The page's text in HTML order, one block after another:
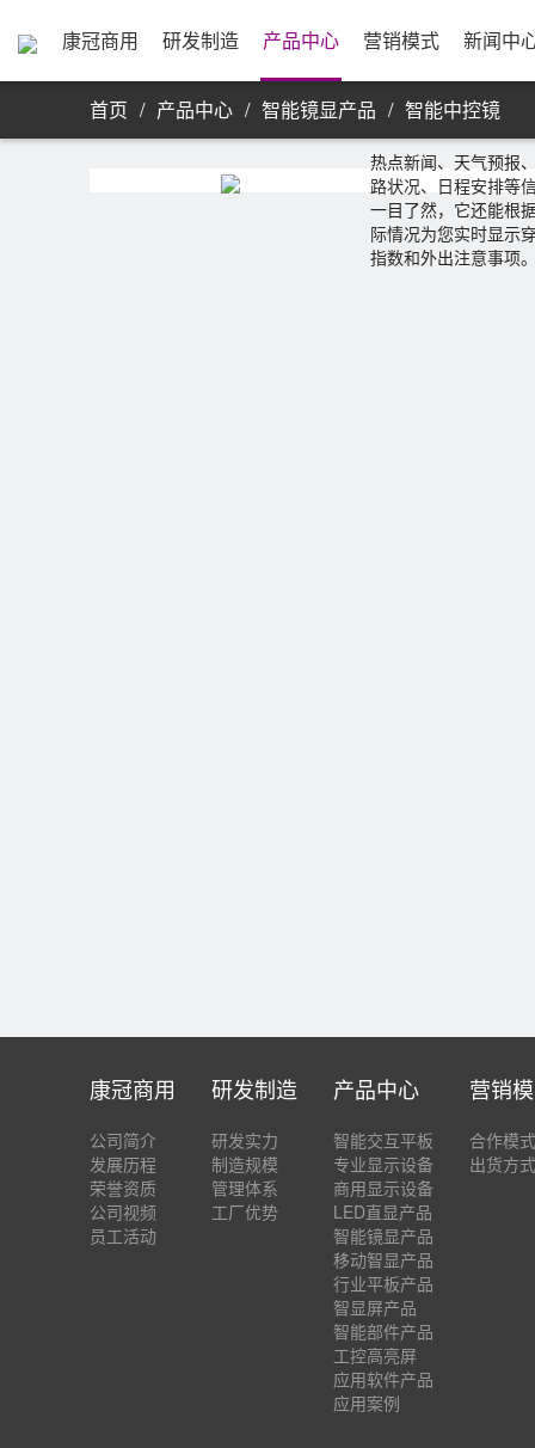
康冠商用 研发制造 产品中心 营销模式 新闻中
首页 / 产品中心 / 智能镜显产品 / 智能中控镜
M11 系列
热点新闻、天气预报
路状况、日程安排等
一目了然，它还能根
际情况为您实时显示
指数和外出注意事项
康冠商用
公司简介
发展历程
荣誉资质
公司视频
员工活动
研发制造
研发实力
制造规模
管理体系
工厂优势
产品中心
智能交互平板
专业显示设备
商用显示设备
LED直显产品
智能镜显产品
移动智显产品
行业平板产品
智显屏产品
智能部件产品
工控高亮屏
应用软件产品
应用案例
营销
合作模式
出货方式